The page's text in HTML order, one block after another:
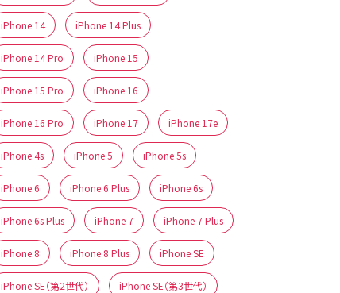
iPhone 14 iPhone 14 Plus
iPhone 14 Pro iPhone 15
iPhone 15 Pro iPhone 16
iPhone 16 Pro iPhone 17 iPhone 17e
iPhone 4s iPhone 5 iPhone 5s
iPhone 6 iPhone 6 Plus iPhone 6s
iPhone 6s Plus iPhone 7 iPhone 7 Plus
iPhone 8 iPhone 8 Plus iPhone SE
iPhone SE（第2世代） iPhone SE（第3世代）